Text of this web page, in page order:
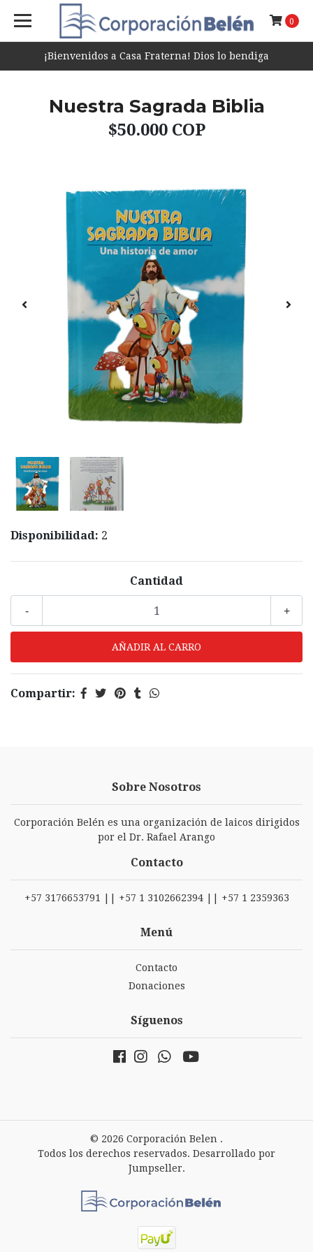
¡Bienvenidos a Casa Fraterna! Dios lo bendiga
0
Nuestra Sagrada Biblia
$50.000 COP
Disponibilidad: 2
Cantidad
+
-
Compartir:
Sobre Nosotros
Corporación Belén es una organización de laicos dirigidos
por el Dr. Rafael Arango
Contacto
+57 3176653791 || +57 1 3102662394 || +57 1 2359363
Menú
Contacto
Donaciones
Síguenos
© 2026 Corporación Belen .
Todos los derechos reservados. Desarrollado por
Jumpseller.